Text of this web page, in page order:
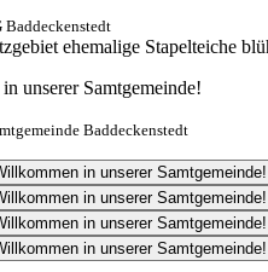
Baddeckenstedt
unserer Samtgemeinde!
Baddeckenstedt
in unserer Samtgemeinde!
in unserer Samtgemeinde!
in unserer Samtgemeinde!
in unserer Samtgemeinde!